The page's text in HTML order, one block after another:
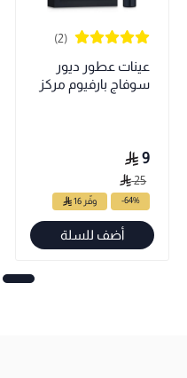
(2)
عينات عطور ديور
سوفاج بارفيوم مركز
9
25
-64% وفّر 16
أضف للسلة